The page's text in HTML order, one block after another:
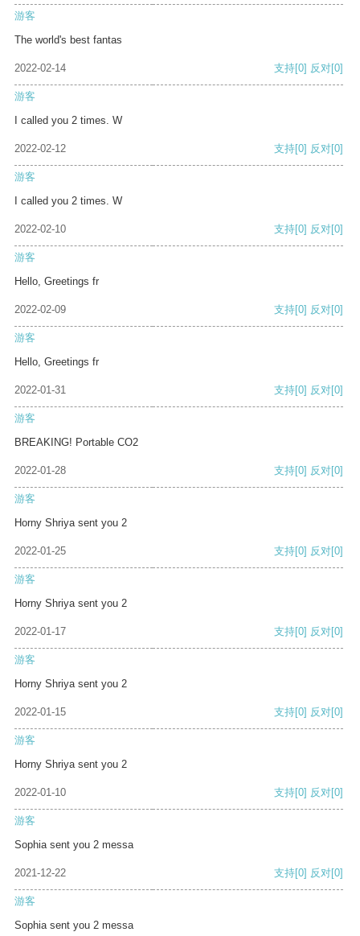
游客
The world's best fantas
2022-02-14 支持[0] 反对[0]
游客
I called you 2 times. W
2022-02-12 支持[0] 反对[0]
游客
I called you 2 times. W
2022-02-10 支持[0] 反对[0]
游客
Hello, Greetings fr
2022-02-09 支持[0] 反对[0]
游客
Hello, Greetings fr
2022-01-31 支持[0] 反对[0]
游客
BREAKING! Portable CO2
2022-01-28 支持[0] 反对[0]
游客
Horny Shriya sent you 2
2022-01-25 支持[0] 反对[0]
游客
Horny Shriya sent you 2
2022-01-17 支持[0] 反对[0]
游客
Horny Shriya sent you 2
2022-01-15 支持[0] 反对[0]
游客
Horny Shriya sent you 2
2022-01-10 支持[0] 反对[0]
游客
Sophia sent you 2 messa
2021-12-22 支持[0] 反对[0]
游客
Sophia sent you 2 messa